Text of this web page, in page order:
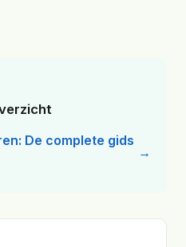
De complete gids